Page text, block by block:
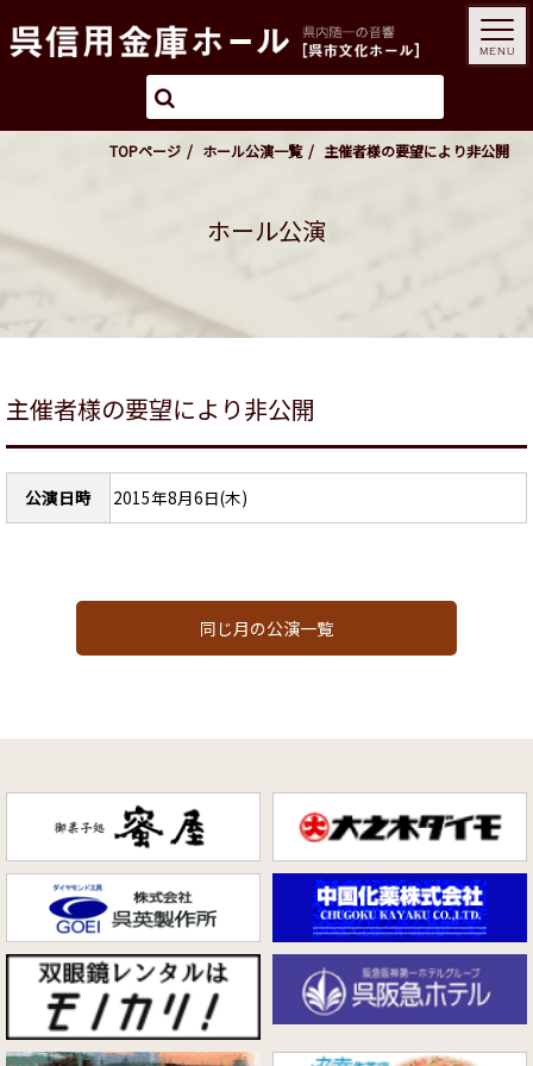
TOPページ ホール公演一覧 主催者様の要望により非公開
ホール公演
主催者様の要望により非公開
公演日時 2015年8月6日(木)
同じ月の公演一覧
MENU